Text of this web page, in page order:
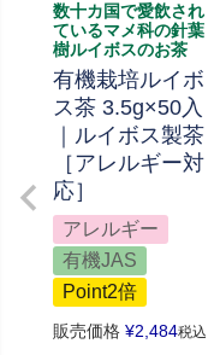
数十カ国で愛飲され
ているマメ科の針葉
樹ルイボスのお茶
有機栽培ルイボ
ス茶 3.5g×50入
｜ルイボス製茶
［アレルギー対
応］
アレルギー
有機JAS
Point2倍
販売価格 ¥2,484税込